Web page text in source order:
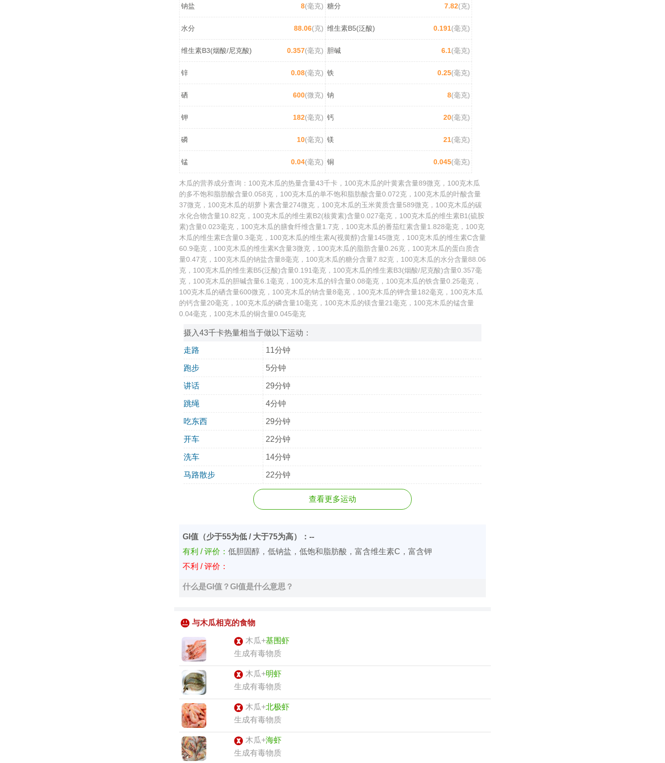
钠盐 8(毫克) 糖分 7.82(克)
水分 88.06(克) 维生素B5(泛酸) 0.191(毫克)
维生素B3(烟酸/尼克酸) 0.357(毫克) 胆碱 6.1(毫克)
锌 0.08(毫克) 铁 0.25(毫克)
硒 600(微克) 钠 8(毫克)
钾 182(毫克) 钙 20(毫克)
磷 10(毫克) 镁 21(毫克)
锰 0.04(毫克) 铜 0.045(毫克)
木瓜的营养成分查询：100克木瓜的热量含量43千卡，100克木瓜的叶黄素含量89微克，100克木瓜
的多不饱和脂肪酸含量0.058克，100克木瓜的单不饱和脂肪酸含量0.072克，100克木瓜的叶酸含量
37微克，100克木瓜的胡萝卜素含量274微克，100克木瓜的玉米黄质含量589微克，100克木瓜的碳
水化合物含量10.82克，100克木瓜的维生素B2(核黄素)含量0.027毫克，100克木瓜的维生素B1(硫胺
素)含量0.023毫克，100克木瓜的膳食纤维含量1.7克，100克木瓜的番茄红素含量1.828毫克，100克
木瓜的维生素E含量0.3毫克，100克木瓜的维生素A(视黄醇)含量145微克，100克木瓜的维生素C含量
60.9毫克，100克木瓜的维生素K含量3微克，100克木瓜的脂肪含量0.26克，100克木瓜的蛋白质含
量0.47克，100克木瓜的钠盐含量8毫克，100克木瓜的糖分含量7.82克，100克木瓜的水分含量88.06
克，100克木瓜的维生素B5(泛酸)含量0.191毫克，100克木瓜的维生素B3(烟酸/尼克酸)含量0.357毫
克，100克木瓜的胆碱含量6.1毫克，100克木瓜的锌含量0.08毫克，100克木瓜的铁含量0.25毫克，
100克木瓜的硒含量600微克，100克木瓜的钠含量8毫克，100克木瓜的钾含量182毫克，100克木瓜
的钙含量20毫克，100克木瓜的磷含量10毫克，100克木瓜的镁含量21毫克，100克木瓜的锰含量
0.04毫克，100克木瓜的铜含量0.045毫克
摄入43千卡热量相当于做以下运动：
走路 11分钟
跑步 5分钟
讲话 29分钟
跳绳 4分钟
吃东西 29分钟
开车 22分钟
洗车 14分钟
马路散步 22分钟
查看更多运动
GI值（少于55为低 / 大于75为高）：--
有利 / 评价： 低胆固醇，低钠盐，低饱和脂肪酸，富含维生素C，富含钾
不利 / 评价：
什么是GI值？GI值是什么意思？
与木瓜相克的食物
木瓜+基围虾
生成有毒物质
木瓜+明虾
生成有毒物质
木瓜+北极虾
生成有毒物质
木瓜+海虾
生成有毒物质